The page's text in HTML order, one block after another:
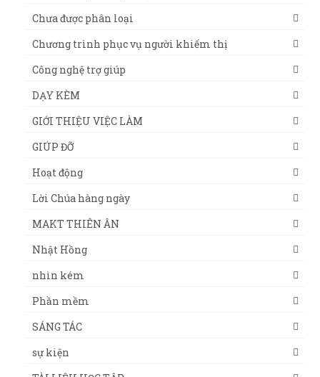
Chưa được phân loại
Chương trình phục vụ người khiếm thị
Công nghệ trợ giúp
DẠY KÈM
GIỚI THIỆU VIỆC LÀM
GIÚP ĐỠ
Hoạt động
Lời Chúa hàng ngày
MAKT THIÊN ÂN
Nhật Hồng
nhìn kém
Phần mềm
SÁNG TÁC
sự kiện